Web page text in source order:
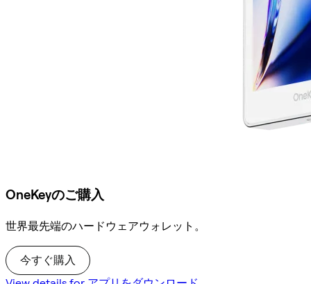
OneKeyのご購入
世界最先端のハードウェアウォレット。
今すぐ購入